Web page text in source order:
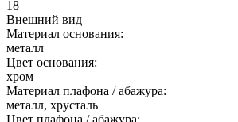
18
Внешний вид
Материал основания:
металл
Цвет основания:
хром
Материал плафона / абажура:
металл, хрусталь
Цвет плафона / абажура: